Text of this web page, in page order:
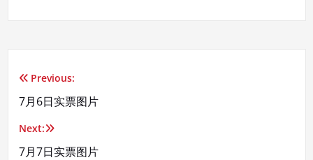
文
章
导
Previous:
7月6日实票图片
Next:
7月7日实票图片